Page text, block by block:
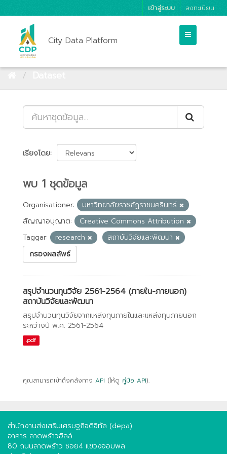
เข้าสู่ระบบ ลงทะเบียน
City Data Platform
เรียงโดย
พบ 1 ชุดข้อมูล
Organisationer:
มหาวิทยาลัยราชภัฏราชนครินทร์
สัญญาอนุญาต:
Creative Commons Attribution
Taggar:
research
สถาบันวิจัยและพัฒนา
กรองผลลัพธ์
สรุปจำนวนทุนวิจัย 2561-2564 (ภายใน-ภายนอก)
สถาบันวิจัยและพัฒนา
สรุปจำนวนทุนวิจัยจากแหล่งทุนภายในและแหล่งทุนภายนอก
ระหว่างปี พ.ศ. 2561-2564
.pdf
คุณสามารถเข้าถึงคลังทาง API (ให้ดู คู่มือ API).
สำนักงานส่งเสริมเศรษฐกิจดิจิทัล (depa)
อาคาร ลาดพร้าวฮิลล์
80 ถนนลาดพร้าว ซอย4 แขวงจอมพล